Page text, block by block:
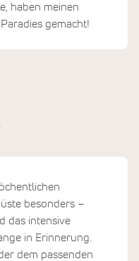
haben meinen
gemacht!
besonders –
das intensive
in Erinnerung.
dem passenden